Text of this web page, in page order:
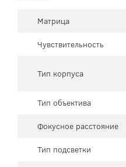
Матрица
Чувствительность
Тип корпуса
Тип объектива
Фокусное расстояние
Тип подсветки